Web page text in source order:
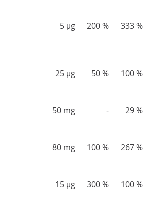
5 μg 200 % 333 %
25 μg 50 % 100 %
50 mg - 29 %
80 mg 100 % 267 %
15 μg 300 % 100 %